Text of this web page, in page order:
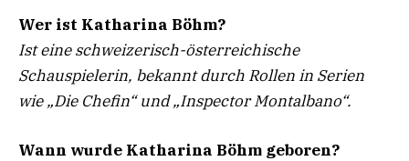
Wer ist Katharina Böhm?
Ist eine schweizerisch-österreichische
Schauspielerin, bekannt durch Rollen in Serien
wie „Die Chefin“ und „Inspector Montalbano“.
Wann wurde Katharina Böhm geboren?